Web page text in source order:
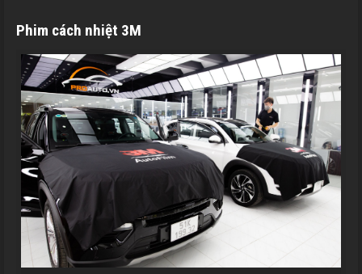
Phim cách nhiệt 3M